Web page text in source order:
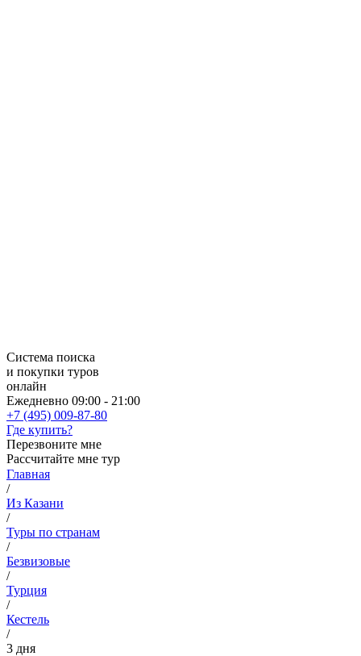
Система поиска
и покупки туров
онлайн
Ежедневно 09:00 - 21:00
+7 (495) 009-87-80
Где купить?
Перезвоните мне
Рассчитайте мне тур
Главная
/
Из Казани
/
Туры по странам
/
Безвизовые
/
Турция
/
Кестель
/
3 дня